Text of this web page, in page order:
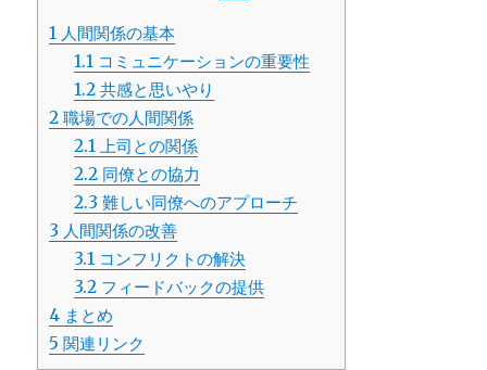
1 人間関係の基本
1.1 コミュニケーションの重要性
1.2 共感と思いやり
2 職場での人間関係
2.1 上司との関係
2.2 同僚との協力
2.3 難しい同僚へのアプローチ
3 人間関係の改善
3.1 コンフリクトの解決
3.2 フィードバックの提供
4 まとめ
5 関連リンク